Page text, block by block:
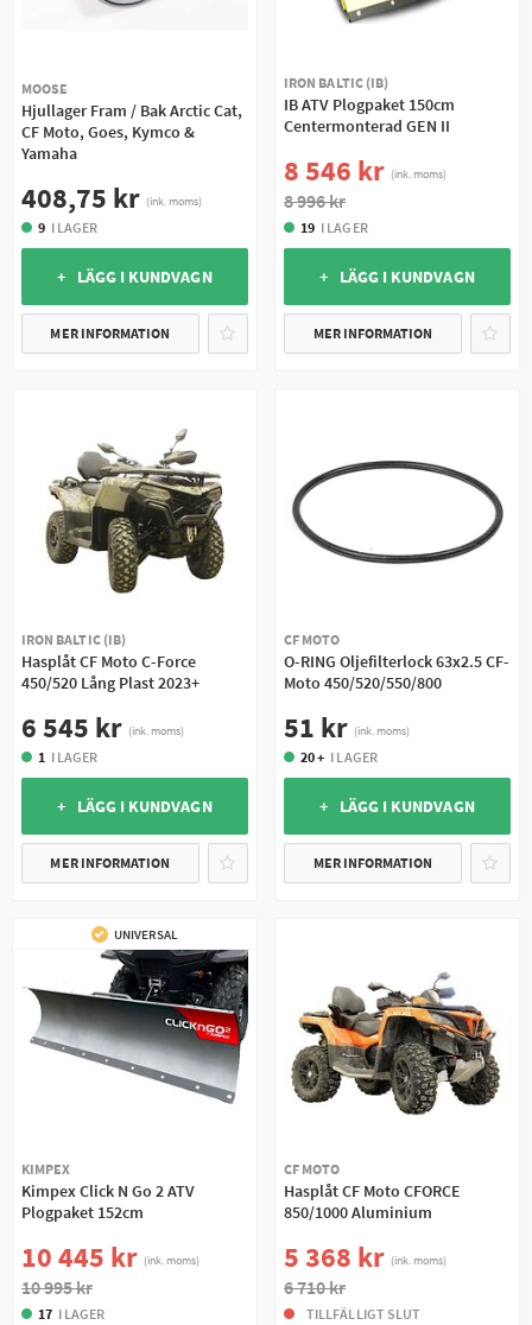
MOOSE
Hjullager Fram / Bak Arctic Cat,
CF Moto, Goes, Kymco &
Yamaha
408,75 kr (ink. moms)
9 I LAGER
+ LÄGG I KUNDVAGN
MER INFORMATION
IRON BALTIC (IB)
IB ATV Plogpaket 150cm
Centermonterad GEN II
8 546 kr (ink. moms)
8 996 kr
19 I LAGER
+ LÄGG I KUNDVAGN
MER INFORMATION
IRON BALTIC (IB)
Hasplåt CF Moto C-Force
450/520 Lång Plast 2023+
6 545 kr (ink. moms)
1 I LAGER
+ LÄGG I KUNDVAGN
MER INFORMATION
CF MOTO
O-RING Oljefilterlock 63x2.5 CF-
Moto 450/520/550/800
51 kr (ink. moms)
20 + I LAGER
+ LÄGG I KUNDVAGN
MER INFORMATION
UNIVERSAL
KIMPEX
Kimpex Click N Go 2 ATV
Plogpaket 152cm
10 445 kr (ink. moms)
10 995 kr
17 I LAGER
CF MOTO
Hasplåt CF Moto CFORCE
850/1000 Aluminium
5 368 kr (ink. moms)
6 710 kr
TILLFÄLLIGT SLUT